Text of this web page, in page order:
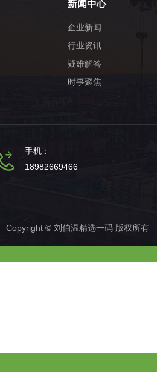
新闻中心
企业新闻
行业资讯
疑难解答
时事聚焦
手机：
18982669466
Copyright © 刘伯温精选一码 版权所有